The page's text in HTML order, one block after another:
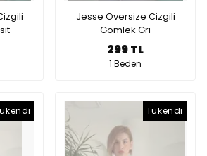
Jesse Oversize Cizgili
Gömlek Gri
299 TL
1 Beden
Tükendi